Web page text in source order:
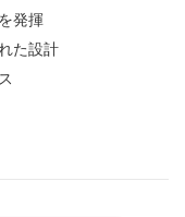
発揮
た設計